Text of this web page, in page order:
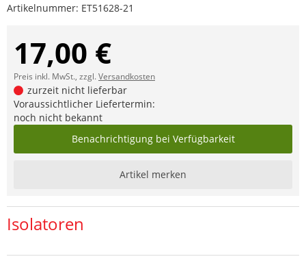
Artikelnummer: ET51628-21
17,00 €
Preis inkl. MwSt., zzgl.Versandkosten
zurzeit nicht lieferbar
Voraussichtlicher Liefertermin:
noch nicht bekannt
Benachrichtigung bei Verfügbarkeit
Artikel merken
Isolatoren